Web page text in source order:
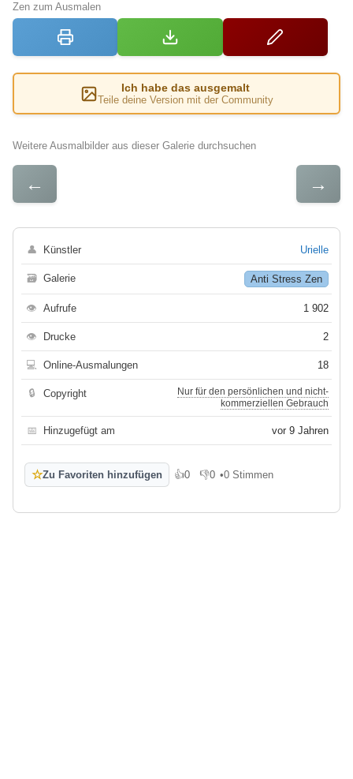
Zen zum Ausmalen
Ich habe das ausgemalt
Teile deine Version mit der Community
Weitere Ausmalbilder aus dieser Galerie durchsuchen
← →
👤 Künstler Urielle
🗃 Galerie Anti Stress Zen
👁 Aufrufe 1 902
👁 Drucke 2
💻 Online-Ausmalungen 18
🔒 Copyright
Nur für den persönlichen und nicht-
kommerziellen Gebrauch
📅 Hinzugefügt am vor 9 Jahren
☆Zu Favoriten hinzufügen 👍0
Gefällt mir
👎0
Gefällt mir nicht
•0 Stimmen